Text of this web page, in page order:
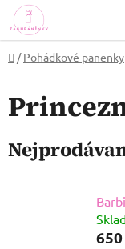
Přejít
na
obsah
Domů
/ Pohádkové panenky